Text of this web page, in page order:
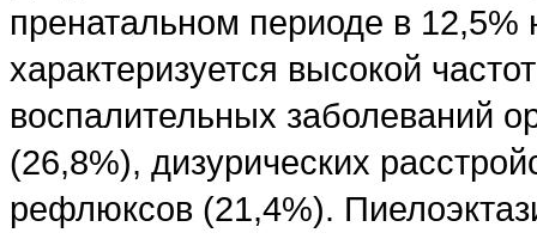
пренатальном периоде в
характеризуется высокой
воспалительных заболеваний
(26,8%), дизурических
рефлюксов (21,4%).